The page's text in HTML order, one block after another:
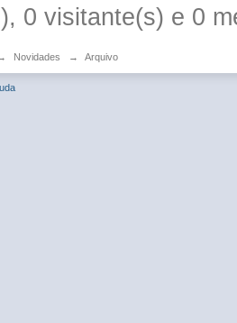
0 visitante(s) e 0
Novidades → Arquivo